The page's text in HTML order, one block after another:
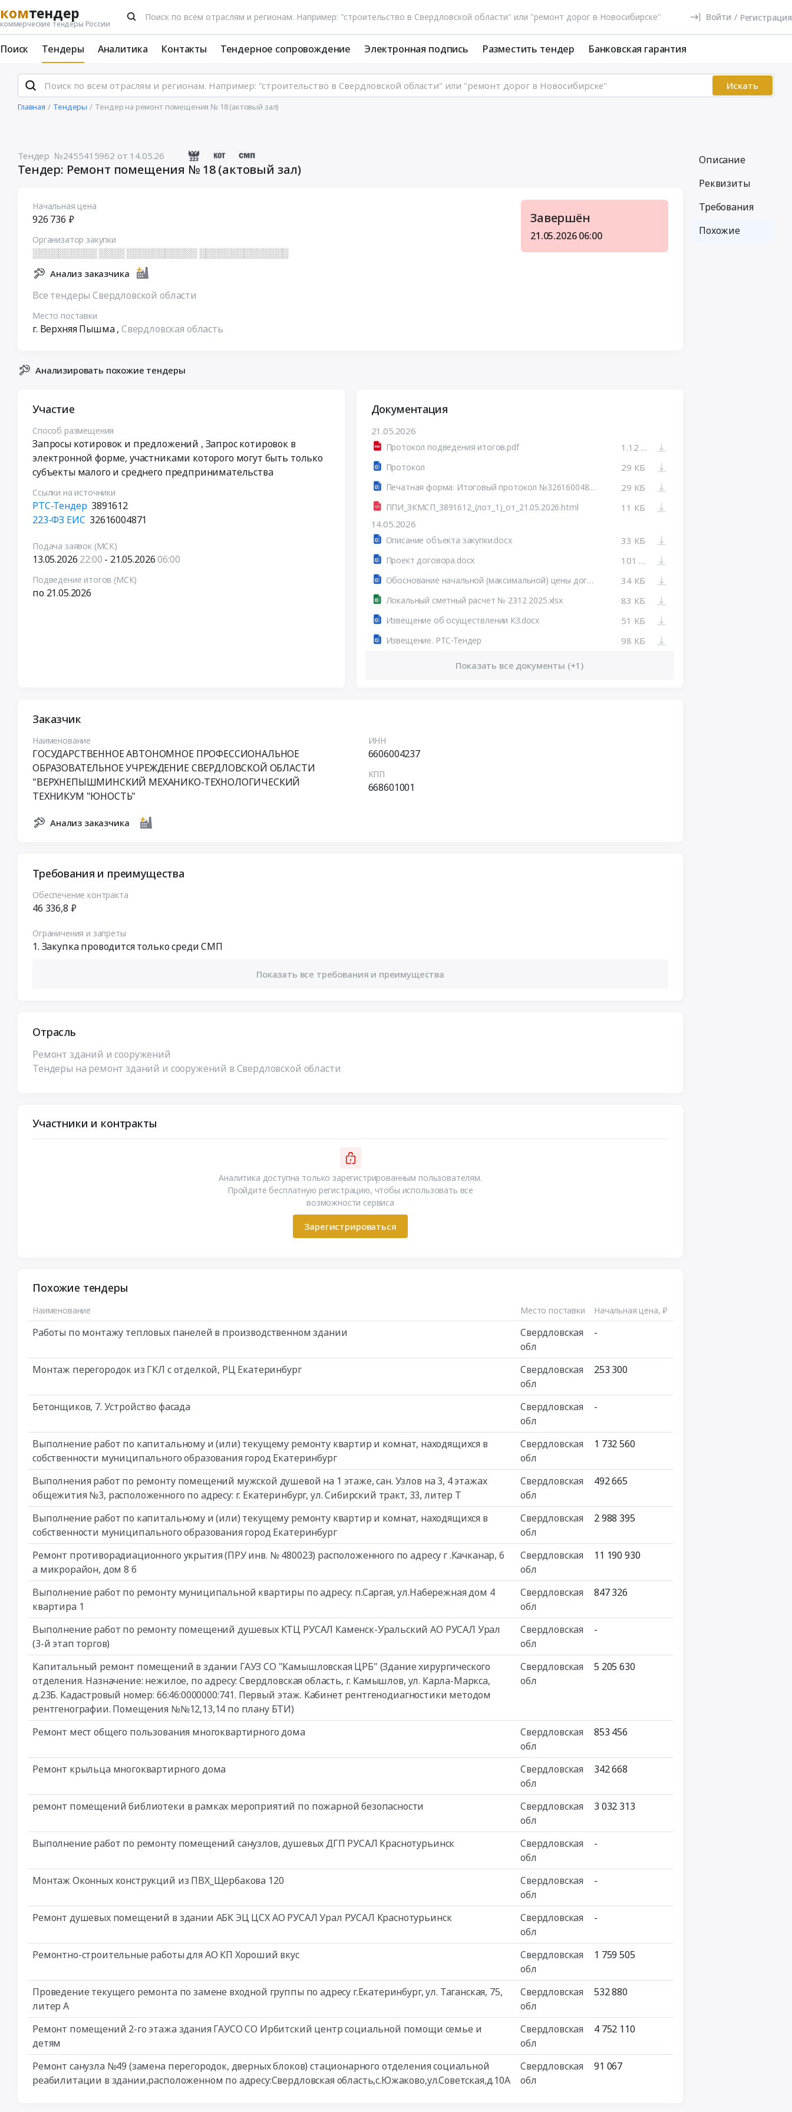
комтендер
коммерческие тендеры России
Войти / Регистрация
Поиск Тендеры Аналитика Контакты Тендерное сопровождение Электронная подпись Разместить тендер Банковская гарантия
Искать
Главная Тендеры Тендер на ремонт помещения № 18 (актовый зал)
Тендер №2455415962 от 14.05.26
Тендер: Ремонт помещения № 18 (актовый зал)
Начальная цена
926 736 ₽
Организатор закупки
░░░░░░░░░░ ░░░░ ░░░░░░░░░░░ ░░░░░░░░░░░░░░
Анализ заказчика
Все тендеры Свердловской области
Место поставки
г. Верхняя Пышма, Свердловская область
Завершён
21.05.2026 06:00
Анализировать похожие тендеры
Участие
Способ размещения
Запросы котировок и предложений , Запрос котировок в
электронной форме, участниками которого могут быть только
субъекты малого и среднего предпринимательства
Ссылки на источники
РТС-Тендер 3891612
223-ФЗ ЕИС 32616004871
Подача заявок (МСК)
13.05.2026 22:00 - 21.05.202606:00
Подведение итогов (МСК)
по 21.05.2026
Документация
21.05.2026
Протокол подведения итогов.pdf 1.12 МБ
Протокол 29 КБ
Печатная форма: Итоговый протокол №32616004871-01 29 КБ
ППИ_ЗКМСП_3891612_(лот_1)_от_21.05.2026.html
11 КБ
14.05.2026
Описание объекта закупки.docx 33 КБ
Проект договора.docx 101 КБ
Обоснование начальной (максимальной) цены договора.docx 34 КБ
Локальный сметный расчет № 2312 2025.xlsx 83 КБ
Извещение об осуществлении КЗ.docx 51 КБ
Извещение. РТС-Тендер 98 КБ
Показать все документы (+1)
Заказчик
Наименование
ГОСУДАРСТВЕННОЕ АВТОНОМНОЕ ПРОФЕССИОНАЛЬНОЕ
ОБРАЗОВАТЕЛЬНОЕ УЧРЕЖДЕНИЕ СВЕРДЛОВСКОЙ ОБЛАСТИ
"ВЕРХНЕПЫШМИНСКИЙ МЕХАНИКО-ТЕХНОЛОГИЧЕСКИЙ
ТЕХНИКУМ "ЮНОСТЬ"
Анализ заказчика
ИНН
6606004237
КПП
668601001
Требования и преимущества
Обеспечение контракта
46 336,8 ₽
Ограничения и запреты
Закупка проводится только среди СМП
Показать все требования и преимущества
Отрасль
Ремонт зданий и сооружений
Тендеры на ремонт зданий и сооружений в Свердловской области
Участники и контракты
Аналитика доступна только зарегистрированным пользователям.
Пройдите бесплатную регистрацию, чтобы использовать все
возможности сервиса
Зарегистрироваться
Похожие тендеры
Наименование Место поставки Начальная цена, ₽
Работы по монтажу тепловых панелей в производственном здании
Свердловская
обл
-
Монтаж перегородок из ГКЛ с отделкой, РЦ Екатеринбург
Свердловская
обл
253 300
Бетонщиков, 7. Устройство фасада
Свердловская
обл
-
Выполнение работ по капитальному и (или) текущему ремонту квартир и комнат, находящихся в
собственности муниципального образования город Екатеринбург
Свердловская
обл
1 732 560
Выполнения работ по ремонту помещений мужской душевой на 1 этаже, сан. Узлов на 3, 4 этажах
общежития №3, расположенного по адресу: г. Екатеринбург, ул. Сибирский тракт, 33, литер Т
Свердловская
обл
492 665
Выполнение работ по капитальному и (или) текущему ремонту квартир и комнат, находящихся в
собственности муниципального образования город Екатеринбург
Свердловская
обл
2 988 395
Ремонт противорадиационного укрытия (ПРУ инв. № 480023) расположенного по адресу г .Качканар, 6
а микрорайон, дом 8 б
Свердловская
обл
11 190 930
Выполнение работ по ремонту муниципальной квартиры по адресу: п.Саргая, ул.Набережная дом 4
квартира 1
Свердловская
обл
847 326
Выполнение работ по ремонту помещений душевых КТЦ РУСАЛ Каменск-Уральский АО РУСАЛ Урал
(3-й этап торгов)
Свердловская
обл
-
Капитальный ремонт помещений в здании ГАУЗ СО "Камышловская ЦРБ" (Здание хирургического
отделения. Назначение: нежилое, по адресу: Свердловская область, г. Камышлов, ул. Карла-Маркса,
д.23Б. Кадастровый номер: 66:46:0000000:741. Первый этаж. Кабинет рентгенодиагностики методом
рентгенографии. Помещения №№12,13,14 по плану БТИ)
Свердловская
обл
5 205 630
Ремонт мест общего пользования многоквартирного дома
Свердловская
обл
853 456
Ремонт крыльца многоквартирного дома
Свердловская
обл
342 668
ремонт помещений библиотеки в рамках мероприятий по пожарной безопасности
Свердловская
обл
3 032 313
Выполнение работ по ремонту помещений санузлов, душевых ДГП РУСАЛ Краснотурьинск
Свердловская
обл
-
Монтаж Оконных конструкций из ПВХ_Щербакова 120
Свердловская
обл
-
Ремонт душевых помещений в здании АБК ЭЦ ЦСХ АО РУСАЛ Урал РУСАЛ Краснотурьинск
Свердловская
обл
-
Ремонтно-строительные работы для АО КП Хороший вкус
Свердловская
обл
1 759 505
Проведение текущего ремонта по замене входной группы по адресу г.Екатеринбург, ул. Таганская, 75,
литер А
Свердловская
обл
532 880
Ремонт помещений 2-го этажа здания ГАУСО СО Ирбитский центр социальной помощи семье и
детям
Свердловская
обл
4 752 110
Ремонт санузла №49 (замена перегородок, дверных блоков) стационарного отделения социальной
реабилитации в здании,расположенном по адресу:Свердловская область,с.Южаково,ул.Советская,д.10А
Свердловская
обл
91 067
Описание
Реквизиты
Требования
Похожие